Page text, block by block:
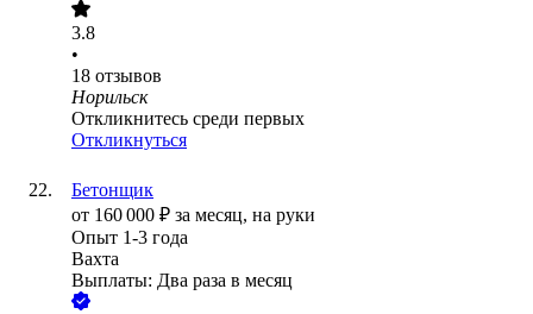
3.8
•
18 отзывов
Норильск
Откликнитесь среди первых
Откликнуться
Бетонщик
от 160 000 ₽ за месяц, на руки
Опыт 1-3 года
Вахта
Выплаты: Два раза в месяц